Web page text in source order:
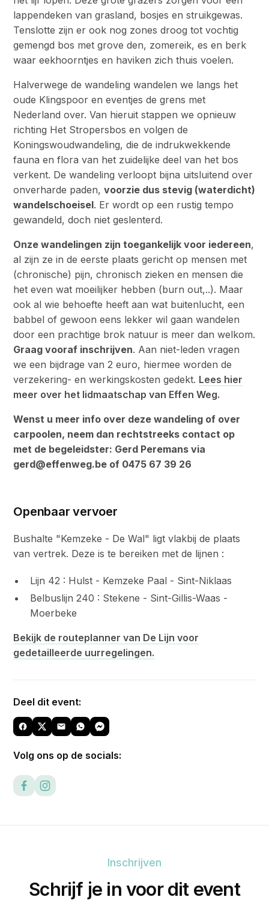
lappendeken van grasland, bosjes en struikgewas.
Tenslotte zijn er ook nog zones droog tot vochtig
gemengd bos met grove den, zomereik, es en berk
waar eekhoorntjes en haviken zich thuis voelen.
Halverwege de wandeling wandelen we langs het
oude Klingspoor en eventjes de grens met
Nederland over. Van hieruit stappen we opnieuw
richting Het Stropersbos en volgen de
Koningswoudwandeling, die de indrukwekkende
fauna en flora van het zuidelijke deel van het bos
verkent. De wandeling verloopt bijna uitsluitend over
onverharde paden,voorzie dus stevig (waterdicht)
wandelschoeisel. Er wordt op een rustig tempo
gewandeld, doch niet geslenterd.
Onze wandelingen zijn toegankelijk voor iedereen,
al zijn ze in de eerste plaats gericht op mensen met
(chronische) pijn, chronisch zieken en mensen die
het even wat moeilijker hebben (burn out,..). Maar
ook al wie behoefte heeft aan wat buitenlucht, een
babbel of gewoon eens lekker wil gaan wandelen
door een prachtige brok natuur is meer dan welkom.
Graag vooraf inschrijven. Aan niet-leden vragen
we een bijdrage van 2 euro, hiermee worden de
verzekering- en werkingskosten gedekt. Lees hier
meer over het lidmaatschap van Effen Weg.
Wenst u meer info over deze wandeling of over
carpoolen, neem dan rechtstreeks contact op
met de begeleidster: Gerd Peremans via
gerd@effenweg.be of 0475 67 39 26
Openbaar vervoer
Bushalte "Kemzeke - De Wal" ligt vlakbij de plaats
van vertrek. Deze is te bereiken met de lijnen :
Lijn 42 : Hulst - Kemzeke Paal - Sint-Niklaas
Belbuslijn 240 : Stekene - Sint-Gillis-Waas -
Moerbeke
Bekijk de routeplanner van De Lijn voor
gedetailleerde uurregelingen.
Deel dit event:
Volg ons op de socials:
Inschrijven
Schrijf je in voor dit event